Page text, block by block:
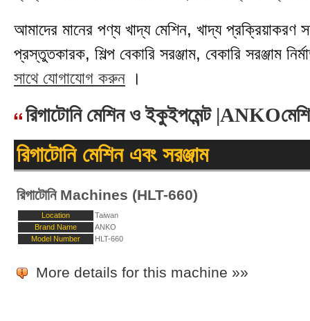
আমাদের মানের পণ্য খাদ্য মেশিন, খাদ্য প্রক্রিয়াকরণ
প্রস্তুতকারক, শিল্প বেকারি সরঞ্জাম, বেকারি সরঞ্জাম
সাথে যোগাযোগ করুন ।
রিগাটোনি মেশিন ও ইকুইপমেন্ট
রিগাটোনি মেশিন এবং সরঞ্জাম
রিগাটোনি Machines (HLT-660)
Location
Taiwan
Brand Name
ANKO
Model Number
HLT-660
More details for this machine »»